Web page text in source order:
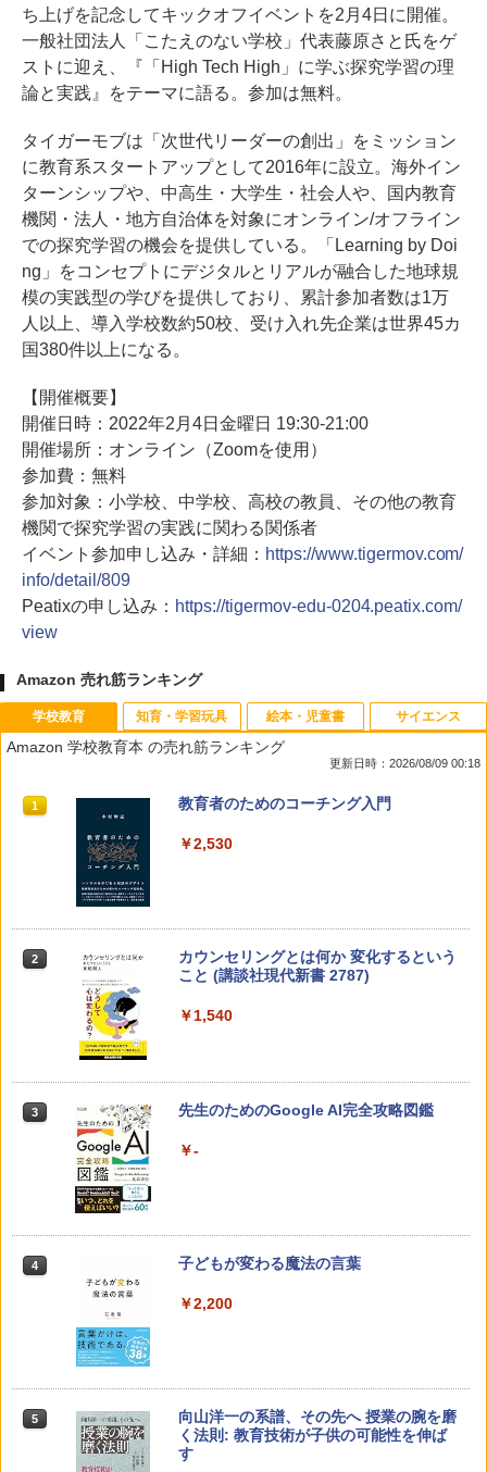
ち上げを記念してキックオフイベントを2月4日に開催。
一般社団法人「こたえのない学校」代表藤原さと氏をゲ
ストに迎え、『「High Tech High」に学ぶ探究学習の理
論と実践』をテーマに語る。参加は無料。
タイガーモブは「次世代リーダーの創出」をミッション
に教育系スタートアップとして2016年に設立。海外イン
ターンシップや、中高生・大学生・社会人や、国内教育
機関・法人・地方自治体を対象にオンライン/オフライン
での探究学習の機会を提供している。「Learning by Doi
ng」をコンセプトにデジタルとリアルが融合した地球規
模の実践型の学びを提供しており、累計参加者数は1万
人以上、導入学校数約50校、受け入れ先企業は世界45カ
国380件以上になる。
【開催概要】
開催日時：2022年2月4日金曜日 19:30-21:00
開催場所：オンライン（Zoomを使用）
参加費：無料
参加対象：小学校、中学校、高校の教員、その他の教育
機関で探究学習の実践に関わる関係者
イベント参加申し込み・詳細： https://www.tigermov.com/
info/detail/809
Peatixの申し込み： https://tigermov-edu-0204.peatix.com/
view
Amazon 売れ筋ランキング
学校教育
Amazon 学校教育本 の売れ筋ランキング
更新日時：2026/08/09 00:18
1 教育者のためのコーチング入門
￥2,530
2
カウンセリングとは何か 変化するという
こと (講談社現代新書 2787)
￥1,540
3 先生のためのGoogle AI完全攻略図鑑
￥-
4 子どもが変わる魔法の言葉
￥2,200
5
向山洋一の系譜、その先へ 授業の腕を磨
く法則: 教育技術が子供の可能性を伸ば
す
知育・学習玩具 絵本・児童書 サイエンス